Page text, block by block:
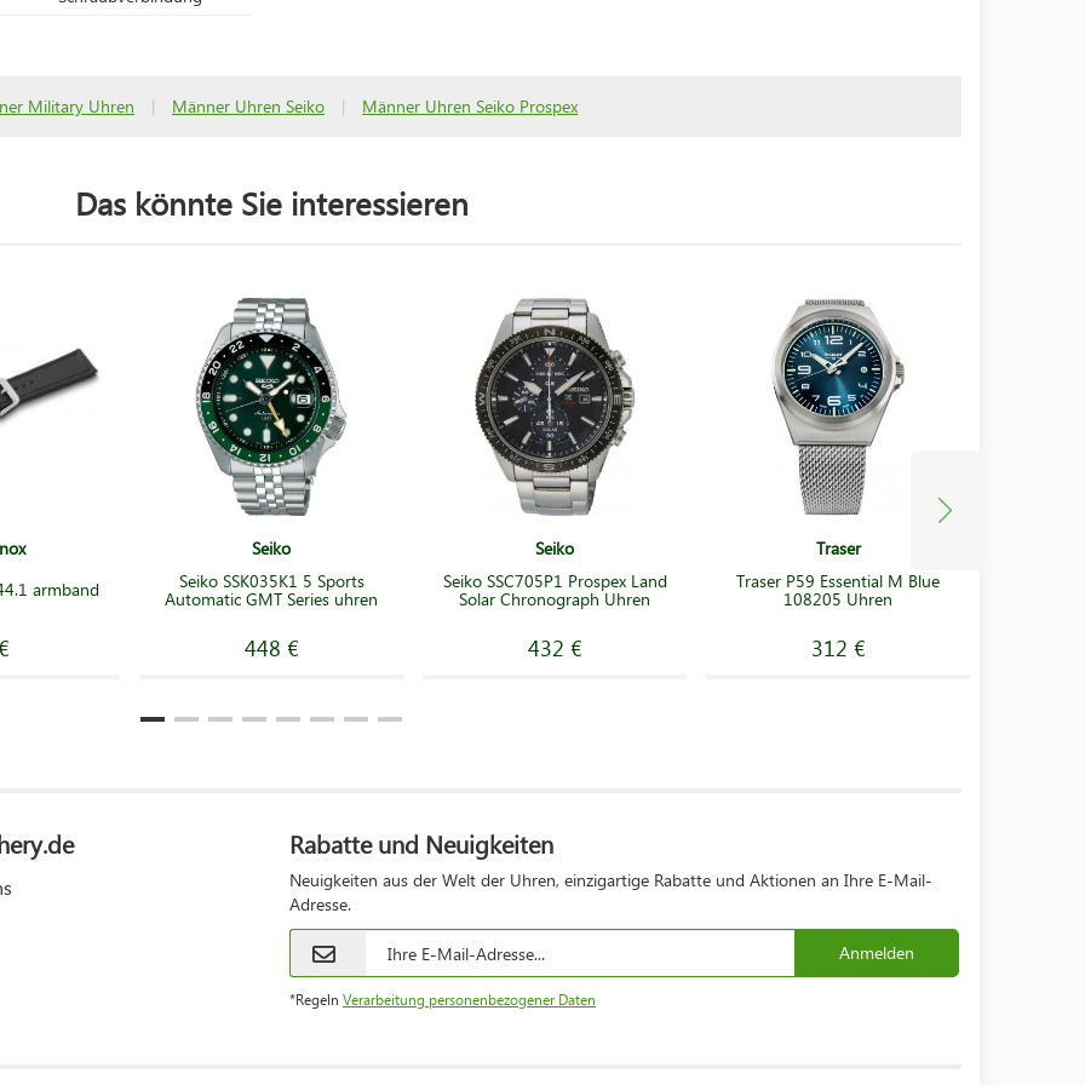
Military Uhren | Männer Uhren Seiko | Männer Uhren Seiko Prospex
Das könnte Sie interessieren
armband
Seiko
Seiko SSK035K1 5 Sports
Automatic GMT Series uhren
448 €
Seiko
Seiko SSC705P1 Prospex Land
Solar Chronograph Uhren
432 €
Traser
Traser P59 Essential M Blue
108205 Uhren
312 €
Rabatte und Neuigkeiten
Neuigkeiten aus der Welt der Uhren, einzigartige Rabatte und Aktionen an Ihre E-Mail-
Adresse.
Anmelden
*Regeln Verarbeitung personenbezogener Daten